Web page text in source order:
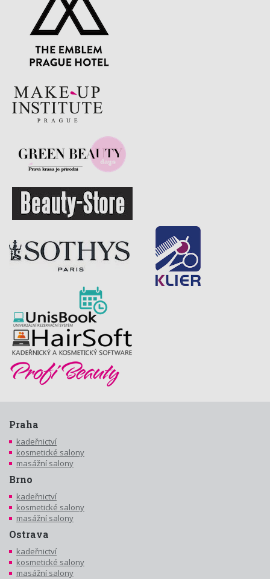
Praha
kadeřnictví
kosmetické salony
masážní salony
Brno
kadeřnictví
kosmetické salony
masážní salony
Ostrava
kadeřnictví
kosmetické salony
masážní salony